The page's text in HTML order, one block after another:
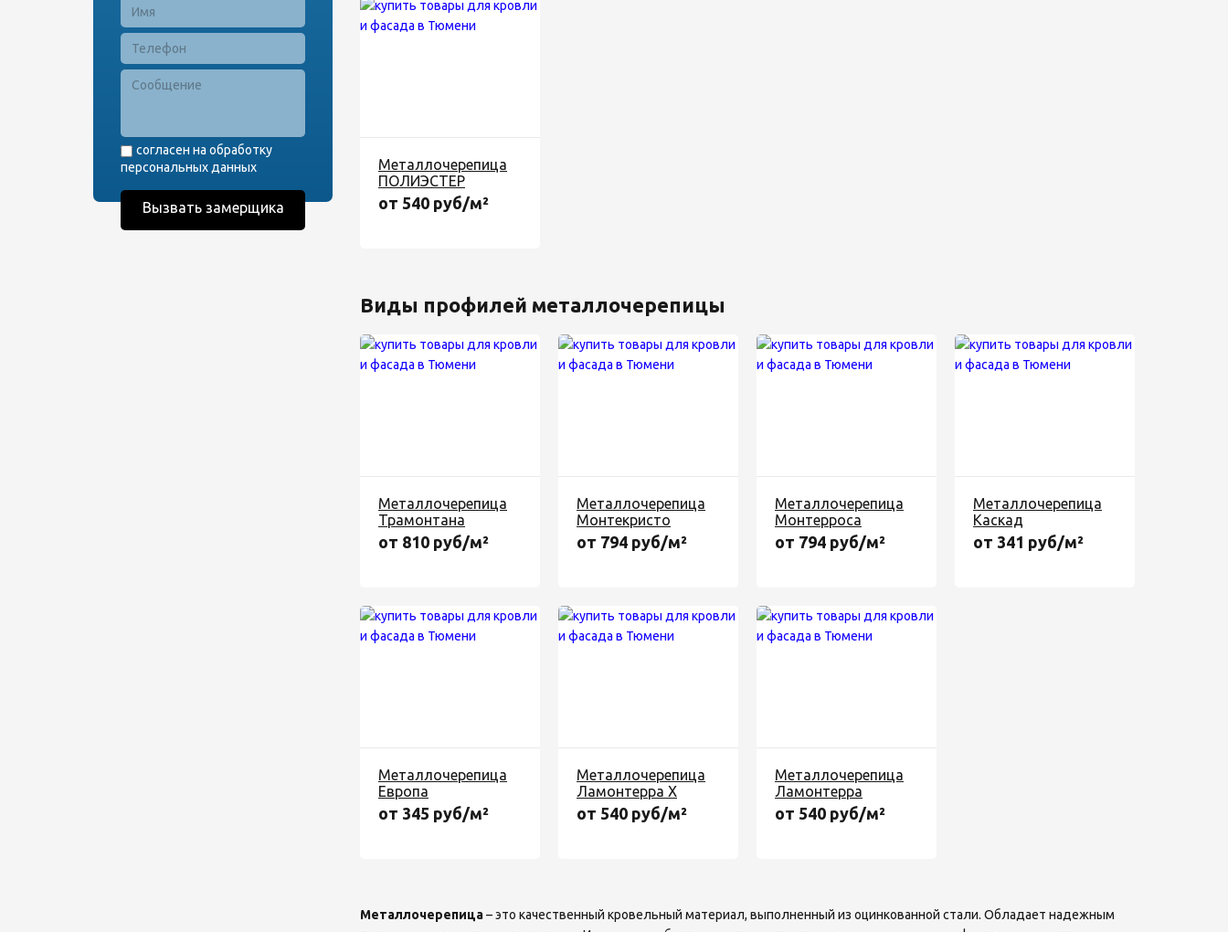
Металлочерепица
ПОЛИЭСТЕР
от 540 руб/м²
Виды профилей металлочерепицы
Металлочерепица
Трамонтана
от 810 руб/м²
Металлочерепица
Монтекристо
от 794 руб/м²
Металлочерепица
Монтерроса
от 794 руб/м²
Металлочерепица
Каскад
от 341 руб/м²
Металлочерепица
Европа
от 345 руб/м²
Металлочерепица
Ламонтерра X
от 540 руб/м²
Металлочерепица
Ламонтерра
от 540 руб/м²
Металлочерепица– это качественный кровельный материал, выполненный из оцинкованной стали. Обладает надежным
согласен на обработку
персональных данных